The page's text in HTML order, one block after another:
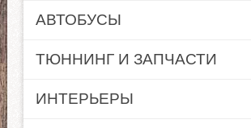
АВТОБУСЫ
ТЮННИНГ И ЗАПЧАСТИ
ИНТЕРЬЕРЫ